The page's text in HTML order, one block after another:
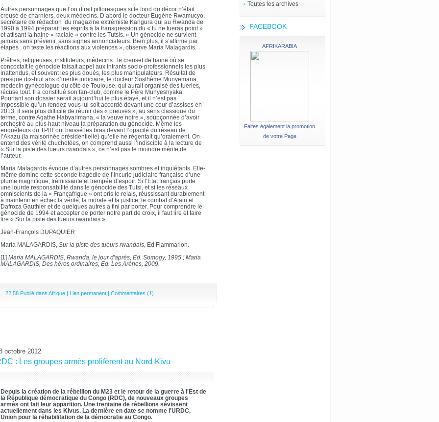
Toutes les archives
FACEBOOK
AFRIKARABIA
Faites également la promotion
de votre Page
Autres personnages que l’on dirait pittoresques si le fond du décor n’était
creusé de charniers, deux médecins. D’abord le docteur Eugène Rwamucyo,
secrétaire de rédaction du magazine extrémiste Kangura qui au Rwanda de
1990 à 1994 préparait les esprits à la transgression du « tu ne tueras point »
et attisant la haine « raciale » contre les Tutsis. « Un génocide ne survient
jamais sans prévenir, sans signes annonciateurs. Bien plus, il s’affirme par
étapes : on teste les réactions aux violences », observe Maria Malagardis.
Prêtres, religieuses, instituteurs, médecins : le creuset de haine où se
concoctait le génocide faisait appel aux intrants socio-professionnels les plus
inattendus, et souvent les plus doués, les plus manipulateurs. Résultat de
presque dix-huit ans d’inertie judiciaire, le docteur Sosthème Munyemana,
médecin gynécologue du côté de Toulouse, qui aurait organisé des tueries,
récuse tout. Il a constitué son fan-club, comme le Père Munyeshyaka.
Pourtant son dossier serait aujourd’hui le plus étayé, et il n’est pas
impossible qu’un rendez-vous lui soit accordé devant une cour d’assises en
2013. Il sera plus difficile de réunir des « preuves », au sens classique du
terme, contre Agathe Habyarimana, « la veuve noire », soupçonnée d’avoir
orchestré au plus haut niveau la préparation du génocide. Même les
enquêteurs du TPIR ont baissé les bras devant l’opacité du réseau de
l’Akazu (la maisonnée présidentielle) qu’elle ne régentait qu’oralement. On
entend des vérité chuchotées, on comprend aussi l’indiscible à la lecture de
« Sur la piste des tueurs rwandais », ce n’est pas le moindre mérite de
l’auteur.
Maria Malagardis évoque d’autres personnages sombres et inquiétants. Elle-
même domine cette seconde tragédie de l’incurie judiciaire française d’une
plume magnifique, frémissante et trempée d’espoir. Si l’Etat français porte
une lourde responsabilité dans le génocide des Tutsi, et si les réseaux
omniscients de la « Françafrique » ont pris le relais, réussissant durablement
à maintenir en échec la vérité, la morale et la justice, le combat d’Alain et
Dafroza Gauthier et de quelques autres a fini par porter. Pour comprendre le
génocide de 1994 et accepter de porter notre part de croix, il faut lire et faire
lire « Sur la piste des tueurs rwandais ».
Jean-François DUPAQUIER
Maria MALAGARDIS, Sur la piste des tueurs rwandais , Ed Flammarion.
[1] Maria MALAGARDIS, Rwanda, le jour d'après, Ed. Somogy, 1995 ; Maria
MALAGARDIS, Des héros ordinaires, Ed. Les Arènes, 2009.
22:58 Publié dans Afrique | Lien permanent | Commentaires (1)
octobre 2012
: Les groupes armés prolifèrent au Nord-Kivu
Depuis la création de la rébellion du M23 et le retour de la guerre à l'Est de
la République démocratique du Congo (RDC), de nouveaux groupes
armés ont fait leur apparition. Une trentaine de rébellions sévissent
actuellement dans les Kivus. La dernière en date se nomme l'URDC,
Union pour la réhabilitation de la démocratie au Congo.